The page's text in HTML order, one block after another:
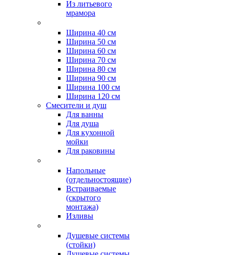
Из литьевого
мрамора
Ширина 40 см
Ширина 50 см
Ширина 60 см
Ширина 70 см
Ширина 80 см
Ширина 90 см
Ширина 100 см
Ширина 120 см
Смесители и душ
Для ванны
Для душа
Для кухонной
мойки
Для раковины
Напольные
(отдельностоящие)
Встраиваемые
(скрытого
монтажа)
Изливы
Душевые системы
(стойки)